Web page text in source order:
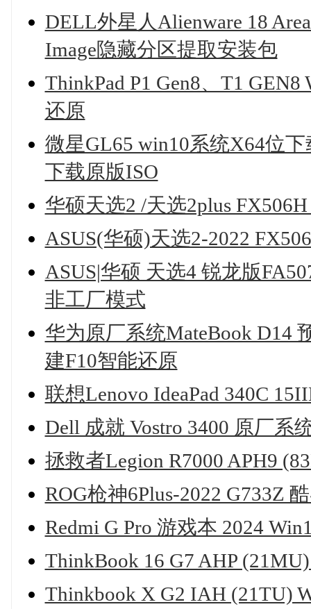
DELL外星人Alienware 18
Image隐藏分区提取安装包
ThinkPad P1 Gen8、T1
还原
微星GL65 win10系统X64位
下载原版ISO
华硕天选2 /天选2plus
ASUS(华硕)天选2-2022
ASUS|华硕 天选4 锐龙版
非工厂模式
华为原厂系统MateBook D14
建F10智能还原
联想Lenovo IdeaPad 340C
Dell 成就 Vostro 3400 原厂系
拯救者Legion R7000 APH9
ROG枪神6Plus-2022 G733Z
Redmi G Pro 游戏本 2024
ThinkBook 16 G7 AHP
Thinkbook X G2 IAH (21TU)